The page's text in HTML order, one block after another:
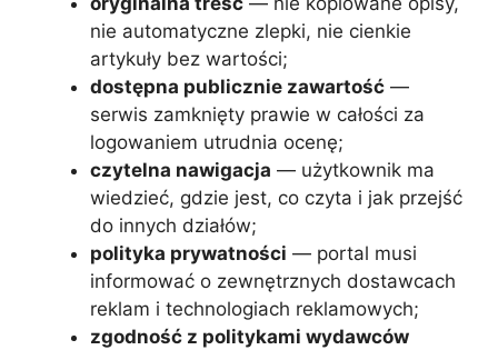
nie automatyczne zlepki, nie cienkie
artykuły bez wartości;
dostępna publicznie zawartość —
serwis zamknięty prawie w całości za
logowaniem utrudnia ocenę;
czytelna nawigacja — użytkownik ma
wiedzieć, gdzie jest, co czyta i jak przejść
do innych działów;
polityka prywatności — portal musi
informować o zewnętrznych dostawcach
reklam i technologiach reklamowych;
zgodność z politykami wydawców